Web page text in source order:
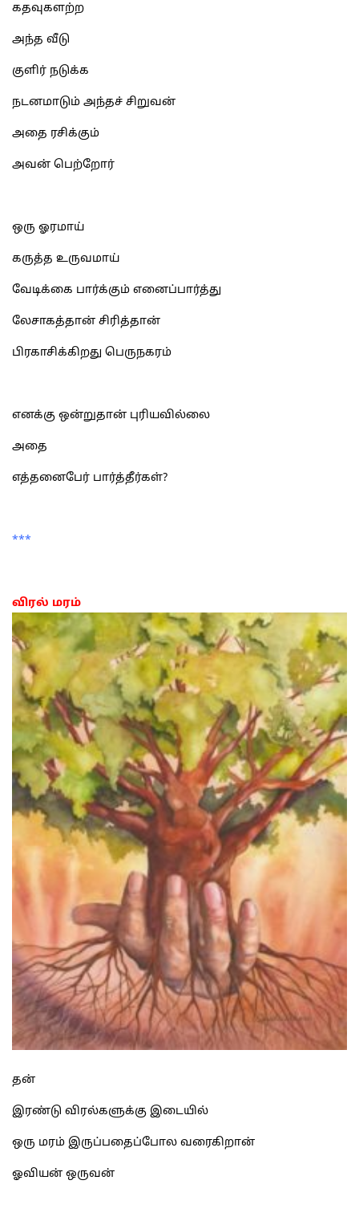
கதவுகளற்ற
அந்த வீடு
குளிர் நடுக்க
நடனமாடும் அந்தச் சிறுவன்
அதை ரசிக்கும்
அவன் பெற்றோர்
ஒரு ஓரமாய்
கருத்த உருவமாய்
வேடிக்கை பார்க்கும் எனைப்பார்த்து
லேசாகத்தான் சிரித்தான்
பிரகாசிக்கிறது பெருநகரம்
எனக்கு ஒன்றுதான் புரியவில்லை
அதை
எத்தனைபேர் பார்த்தீர்கள்?
***
விரல் மரம்
தன்
இரண்டு விரல்களுக்கு இடையில்
ஒரு மரம் இருப்பதைப்போல வரைகிறான்
ஓவியன் ஒருவன்